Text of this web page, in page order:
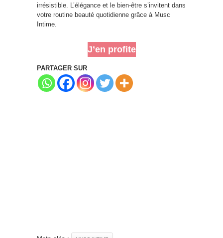
irrésistible. L’élégance et le bien-être s’invitent dans
votre routine beauté quotidienne grâce à Musc
Intime.
J’en profite
PARTAGER SUR